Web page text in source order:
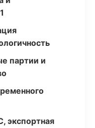
партии и
экспортная